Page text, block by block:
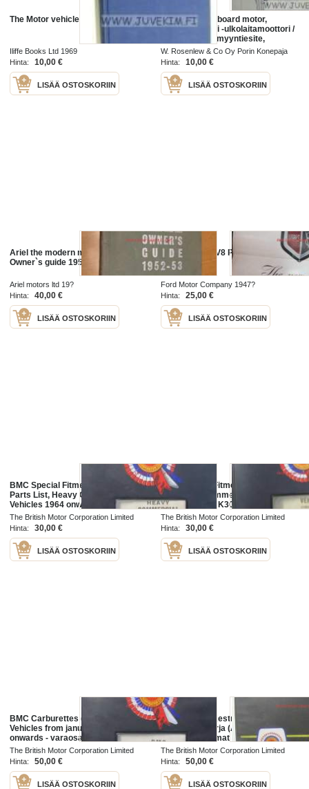
The Motor vehicle
Iliffe Books Ltd 1969
Hinta:
10,00 €
LISÄÄ OSTOSKORIIN
The Nopsa outboard motor,
Rosenlew, Pori -ulkolaitamoottori /
perämoottori -myyntiesite,
englanninkielinen
W. Rosenlew & Co Oy Porin Konepaja
1935
Hinta: 10,00 €
LISÄÄ OSTOSKORIIN
Ariel the modern motor cycle
Owner`s guide 1952-53
Ariel motors ltd 19?
Hinta:
40,00 €
LISÄÄ OSTOSKORIIN
The new Ford V8 Pilot 3.6 litres -
myyntiesite
Ford Motor Company 1947?
Hinta:
25,00 €
LISÄÄ OSTOSKORIIN
BMC Special Fitments Service
Parts List, Heavy Commercial
Vehicles 1964 onwards code 6700
to code 9999 - Raskaiden
hyötyajoneuvojen varaosaluettelo
The British Motor Corporation Limited
1966
Hinta: 30,00 €
LISÄÄ OSTOSKORIIN
BMC Special Fitments Service
Parts List, Commercial Vehicles
1964 onwards K30-K360 Code
10000 onwards - Hyötyajoneuvojen
varaosaluettelo, Katso tarkemmat
mallit ja
The British Motor Corporation Limited
1966
Hinta: 30,00 €
LISÄÄ OSTOSKORIIN
BMC Carburettes (AKD 5036)
Vehicles from january 1954
onwards - varaosaluettelo, Katso
tarkemmat mallit ja sisällysluettelo
kuvista
The British Motor Corporation Limited
1966
Hinta: 50,00 €
LISÄÄ OSTOSKORIIN
BMC 1100 ja Kestrel
Korjausohjekirja (AKD 4055A),
Katso tarkemmat mallit ja
sisällysluettelo kuvista
The British Motor Corporation Limited
1965
Hinta: 50,00 €
LISÄÄ OSTOSKORIIN